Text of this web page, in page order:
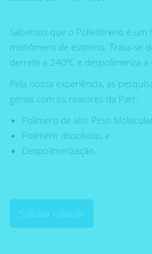
Sabemos que o Poliestireno é
monômero de estireno. Trata-se
derrete a 240⁰C e despolimeriza a
Pela nossa experiência, as
gerais com os reatores da Parr:
Polímero de alto Peso
Polímero dissolvido, e
Despolimerização.
Solicitar cotação